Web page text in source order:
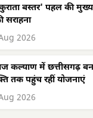
बस्तर' पहल की
सराहना
2026
कल्याण में छत्तीसगढ़
तक पहुंच रहीं योजनाएं
2026